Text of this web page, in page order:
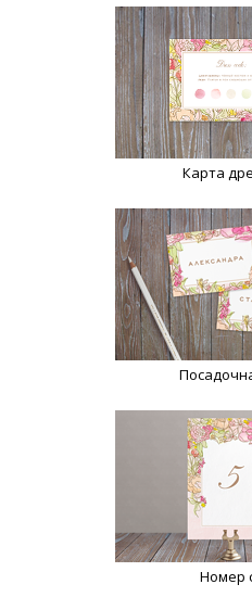
Карта
Номер